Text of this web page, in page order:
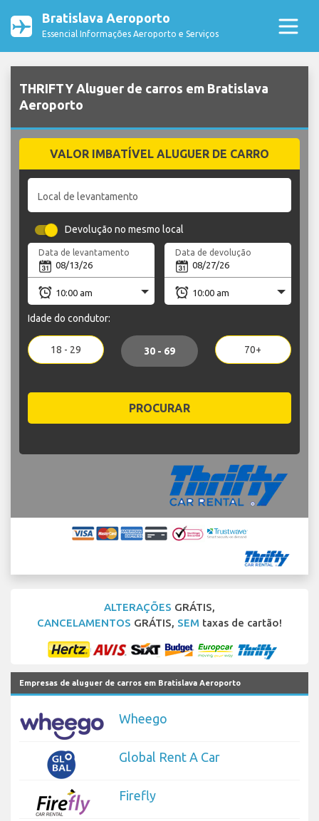
Bratislava Aeroporto
Essencial Informações Aeroporto e Serviços
THRIFTY Aluguer de carros em Bratislava
Aeroporto
VALOR IMBATÍVEL ALUGUER DE CARRO
Local de levantamento
Devolução no mesmo local
Data de levantamento Data de devolução
Idade do condutor:
18 - 29 30 - 69 70+
PROCURAR
ALTERAÇÕES GRÁTIS,
CANCELAMENTOS GRÁTIS, SEM taxas de cartão!
Empresas de aluguer de carros em Bratislava Aeroporto
Wheego
Global Rent A Car
Firefly